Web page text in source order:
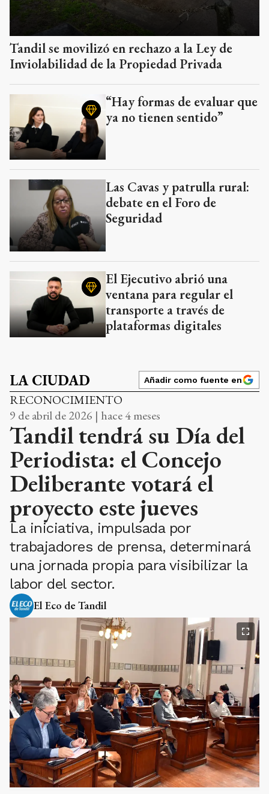
Tandil se movilizó en rechazo a la Ley de
Inviolabilidad de la Propiedad Privada
“Hay formas de evaluar que
ya no tienen sentido”
Las Cavas y patrulla rural:
debate en el Foro de
Seguridad
El Ejecutivo abrió una
ventana para regular el
transporte a través de
plataformas digitales
LA CIUDAD Añadir como fuente en
RECONOCIMIENTO
9 de abril de 2026 | hace 4 meses
Tandil tendrá su Día del
Periodista: el Concejo
Deliberante votará el
proyecto este jueves
La iniciativa, impulsada por
trabajadores de prensa, determinará
una jornada propia para visibilizar la
labor del sector.
El Eco de Tandil